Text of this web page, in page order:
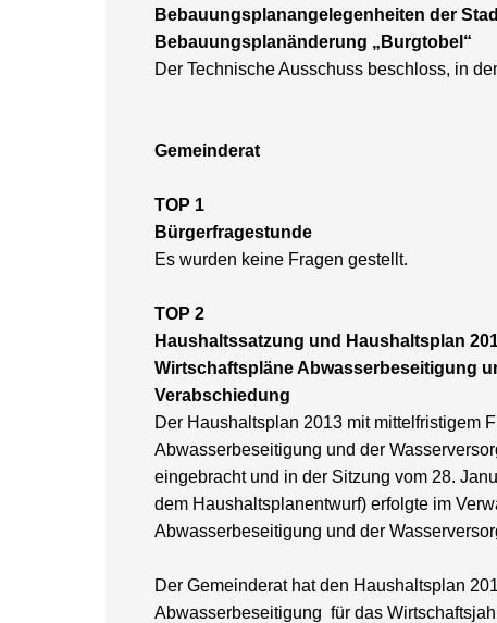
Bebauungsplanangelegenheiten der
Bebauungsplanänderung „Burgtobel“
Der Technische Ausschuss beschloss, in
Gemeinderat
TOP 1
Bürgerfragestunde
Es wurden keine Fragen gestellt.
TOP 2
Haushaltssatzung und Haushaltsplan
Wirtschaftspläne Abwasserbeseitigung
Verabschiedung
Der Haushaltsplan 2013 mit mittelfristigem
Abwasserbeseitigung und der
eingebracht und in der Sitzung vom 28.
dem Haushaltsplanentwurf) erfolgte im
Abwasserbeseitigung und der
Der Gemeinderat hat den Haushaltsplan
Abwasserbeseitigung für das